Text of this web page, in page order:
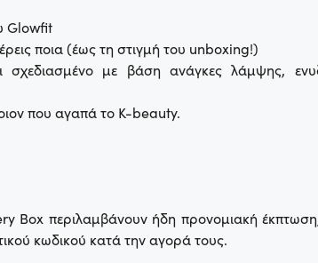
Glowfit
ποια (έως τη στιγμή του unboxing!)
σχεδιασμένο με βάση ανάγκες λάμψης,
που αγαπά το K-beauty.
περιλαμβάνουν ήδη προνομιακή έκπτωση,
κωδικού κατά την αγορά τους.